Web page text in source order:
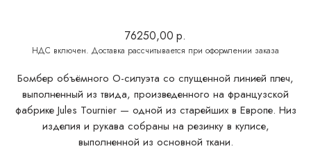
76250,00 р.
Бомбер объёмного О-силуэта со спущенной линией плеч,
выполненный из твида, произведенного на французской
фабрике Jules Tournier — одной из старейших в Европе. Низ
изделия и рукава собраны на резинку в кулисе,
выполненной из основной ткани.